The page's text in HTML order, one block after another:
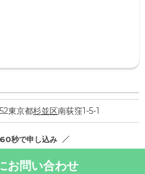
東京都杉並区南荻窪1-5-1
秒で申し込み
お問い合わせ